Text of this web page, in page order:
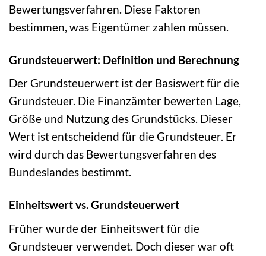
Bewertungsverfahren. Diese Faktoren
bestimmen, was Eigentümer zahlen müssen.
Grundsteuerwert: Definition und Berechnung
Der Grundsteuerwert ist der Basiswert für die
Grundsteuer. Die Finanzämter bewerten Lage,
Größe und Nutzung des Grundstücks. Dieser
Wert ist entscheidend für die Grundsteuer. Er
wird durch das Bewertungsverfahren des
Bundeslandes bestimmt.
Einheitswert vs. Grundsteuerwert
Früher wurde der Einheitswert für die
Grundsteuer verwendet. Doch dieser war oft